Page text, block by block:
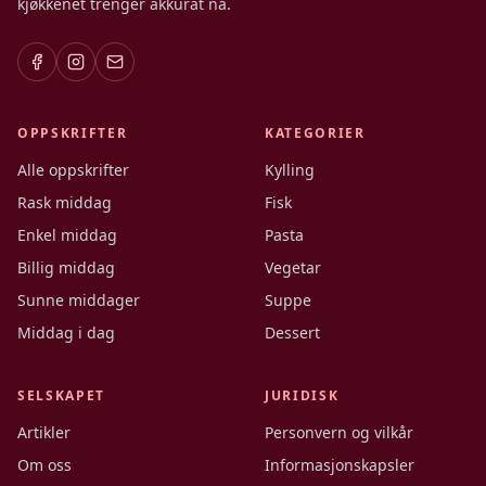
OPPSKRIFTER
Alle oppskrifter
Rask middag
Enkel middag
Billig middag
Sunne middager
Middag i dag
KATEGORIER
Kylling
Fisk
Pasta
Vegetar
Suppe
Dessert
SELSKAPET
Artikler
Om oss
JURIDISK
Personvern og vilkår
Informasjonskapsler